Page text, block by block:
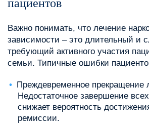
пациентов
Важно понимать, что лечение
зависимости – это длительный и
требующий активного участия
семьи. Типичные ошибки
Преждевременное прекращение
Недостаточное завершение
снижает вероятность
ремиссии.